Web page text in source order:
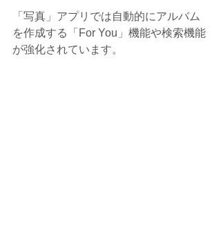
「写真」アプリでは自動的にアルバム
を作成する「For You」機能や検索機能
が強化されています。